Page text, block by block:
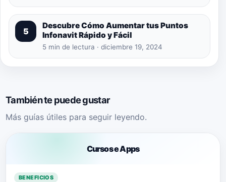
5
Descubre Cómo Aumentar tus Puntos
Infonavit Rápido y Fácil
5 min de lectura · diciembre 19, 2024
También te puede gustar
Más guías útiles para seguir leyendo.
Cursos e Apps
BENEFICIOS